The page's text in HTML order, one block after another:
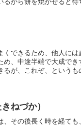
くできるため、他人に
め、中途半端で大成で
が、これぞ、というも
ねづか）
その後長く時を経て